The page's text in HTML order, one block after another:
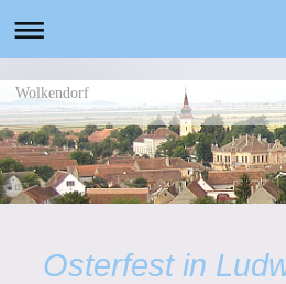
Wolkendorf
Osterfest in